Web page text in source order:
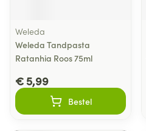
Weleda
Weleda Tandpasta
Ratanhia Roos 75ml
€ 5,99
Bestel